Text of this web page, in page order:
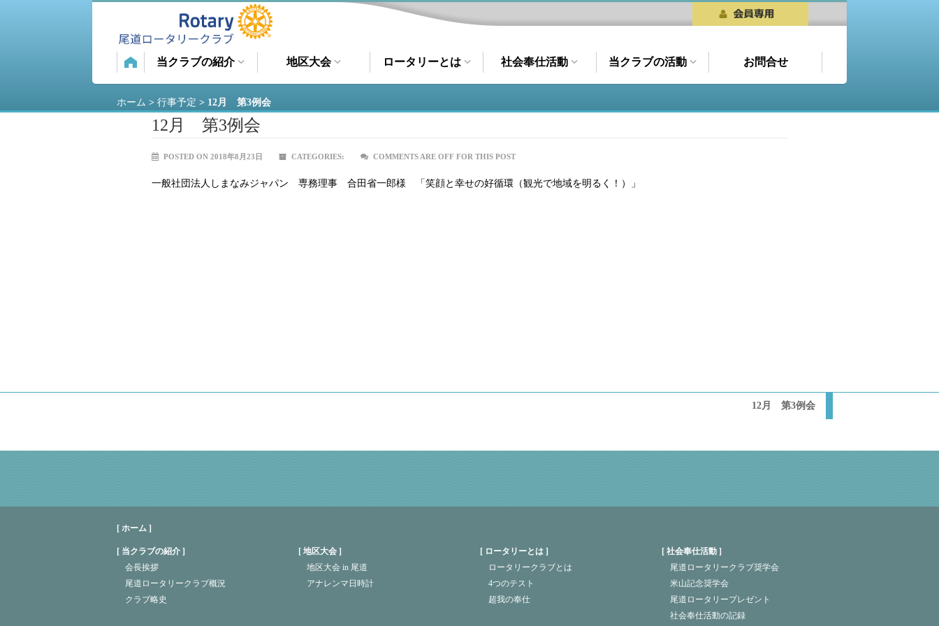
当クラブの紹介 地区大会 ロータリーとは 社会奉仕活動 当クラブの活動 お問合せ
ホーム > 行事予定 > 12月 第3例会
12月 第3例会
POSTED ON 2018年8月23日 CATEGORIES: COMMENTS ARE OFF FOR THIS POST
一般社団法人しまなみジャパン 専務理事 合田省一郎様 「笑顔と幸せの好循環（観光で地域を明るく！）」
12月 第3例会
[ ホーム ]
当クラブの紹介
会長挨拶
尾道ロータリークラブ概況
クラブ略史
地区大会
地区大会 in 尾道
アナレンマ日時計
ロータリーとは
ロータリークラブとは
4つのテスト
超我の奉仕
社会奉仕活動
尾道ロータリークラブ奨学会
米山記念奨学会
尾道ロータリープレゼント
社会奉仕活動の記録